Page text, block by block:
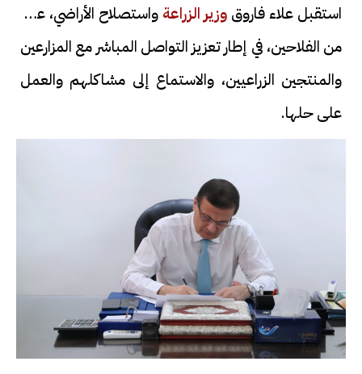
استقبل علاء فاروق وزير الزراعة واستصلاح الأراضي، عدد
من الفلاحين، في إطار تعزيز التواصل المباشر مع المزارعين
والمنتجين الزراعيين، والاستماع إلى مشاكلهم والعمل
على حلها.